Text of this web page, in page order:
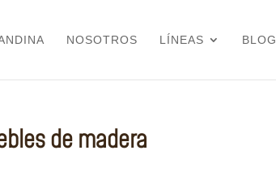
NOSOTROS LÍNEAS BLOG
de madera